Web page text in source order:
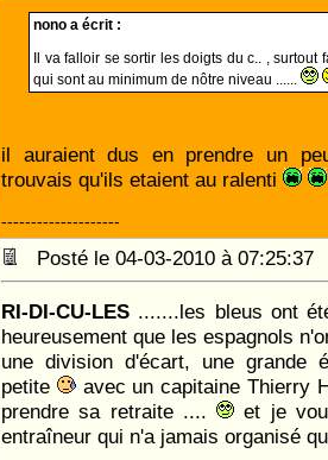
nono a écrit :
Il va falloir se sortir les doigts du c.. ,
qui sont au minimum de nôtre niveau ......
il auraient dus en prendre un
trouvais qu'ils etaient au ralenti
--------------------
Posté le 04-03-2010 à
RI-DI-CU-LES .......les bleus ont
heureusement que les espagnols
une division d'écart, une grande
petite
avec un capitaine Thierry
prendre sa retraite ....
et je
entraîneur qui n'a jamais organisé